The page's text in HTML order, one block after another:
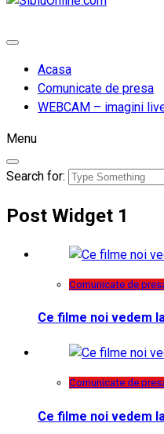
Acasa
Comunicate de presa
WEBCAM – imagini
Menu
Search for:
Post Widget 1
Comunicate de
Ce filme noi vedem
Comunicate de
Ce filme noi vedem